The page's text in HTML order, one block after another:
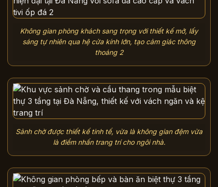
Không gian phòng khách sang trọng với thiết kế mở, lấy
sáng tự nhiên qua hệ cửa kính lớn, tạo cảm giác thông
thoáng 2
Sảnh chờ được thiết kế tinh tế, vừa là không gian đệm vừa
là điểm nhấn trang trí cho ngôi nhà.